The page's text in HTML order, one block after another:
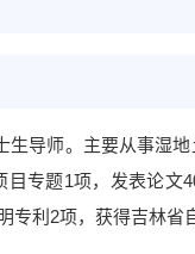
生导师。主要从事湿
目专题1项， 发表论文4
专利 2项，获得吉林省